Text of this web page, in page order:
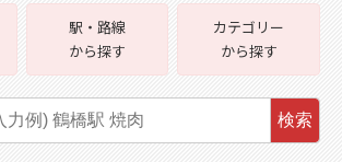
駅・路線
から探す
カテゴリー
から探す
検索